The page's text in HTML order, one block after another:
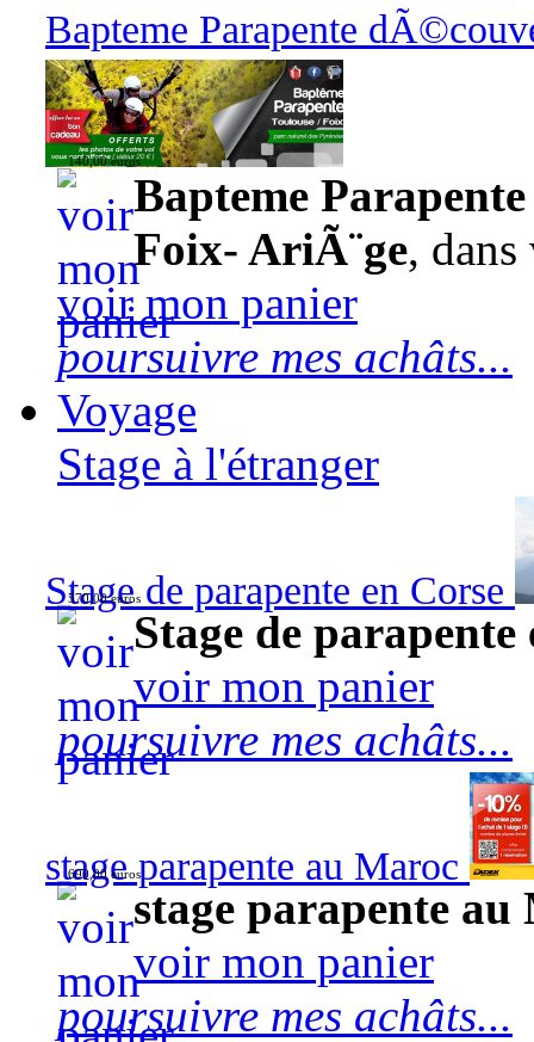
Bapteme Parapente
140,00 euros
Bapteme
Foix- AriÃ¨ge,
voir mon panier
poursuivre mes achâts...
Voyage
Stage à l'étranger
Stage de parapente en Corse
570,00 euros
Stage de
voir mon panier
poursuivre mes achâts...
stage parapente au Maroc
690,00 euros
stage parapente
voir mon panier
poursuivre mes achâts...